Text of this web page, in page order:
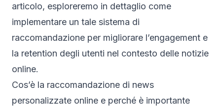
articolo, esploreremo in dettaglio come
implementare un tale sistema di
raccomandazione per migliorare l’engagement e
la retention degli utenti nel contesto delle notizie
online.
Cos’è la raccomandazione di news
personalizzate online e perché è importante